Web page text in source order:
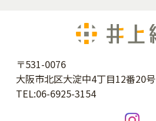
〒531-0076
大阪市北区大淀中4丁目12番20号
TEL:06-6925-3154